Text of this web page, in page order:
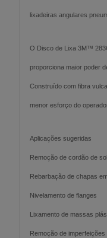
lixadeiras angulares
O Disco de Lixa 3M™
proporciona maior poder
Construído com fibra
menor esforço do
Aplicações sugeridas
Remoção de cordão de
Rebarbação de chapas
Nivelamento de flanges
Lixamento de massas
Remoção de imperfeições